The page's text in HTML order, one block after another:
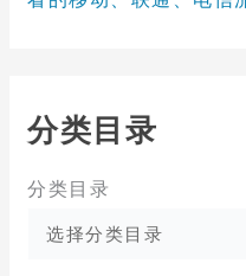
分类目录
分类目录